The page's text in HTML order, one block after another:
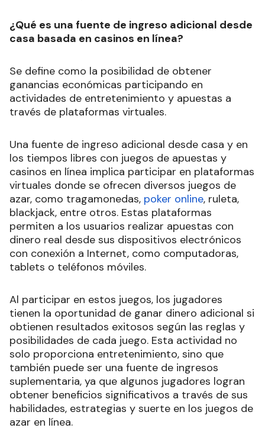
¿Qué es una fuente de ingreso adicional desde
casa basada en casinos en línea?
Se define como la posibilidad de obtener
ganancias económicas participando en
actividades de entretenimiento y apuestas a
través de plataformas virtuales.
Una fuente de ingreso adicional desde casa y en
los tiempos libres con juegos de apuestas y
casinos en línea implica participar en plataformas
virtuales donde se ofrecen diversos juegos de
azar, como tragamonedas, poker online, ruleta,
blackjack, entre otros. Estas plataformas
permiten a los usuarios realizar apuestas con
dinero real desde sus dispositivos electrónicos
con conexión a Internet, como computadoras,
tablets o teléfonos móviles.
Al participar en estos juegos, los jugadores
tienen la oportunidad de ganar dinero adicional si
obtienen resultados exitosos según las reglas y
posibilidades de cada juego. Esta actividad no
solo proporciona entretenimiento, sino que
también puede ser una fuente de ingresos
suplementaria, ya que algunos jugadores logran
obtener beneficios significativos a través de sus
habilidades, estrategias y suerte en los juegos de
azar en línea.